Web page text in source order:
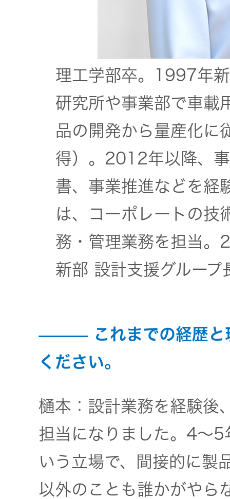
音場処理
技術
客様 トッ
理工学部卒。1997年
研究所や事業部で車載
品の開発から量産化に
得）。2012年以降、
書、事業推進などを
は、コーポレートの技
務・管理業務を担当
新部 設計支援グループ
これまでの経歴と
ください。
樋本：設計業務を経験後
担当になりました。4～
いう立場で、間接的に製
以外のことも誰かがやら